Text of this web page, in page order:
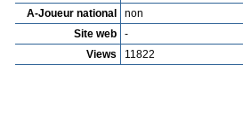
A-Joueur national
non
Site web
-
Views
11822